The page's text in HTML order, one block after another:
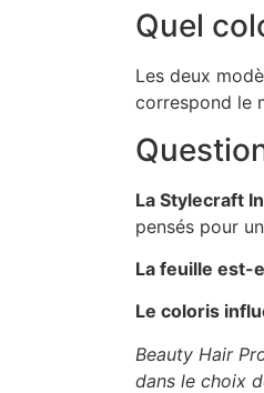
Quel
Les deux
correspond le
La Stylecraft
pensés pour
La feuille est-
Le coloris
Beauty Hair
dans le choix